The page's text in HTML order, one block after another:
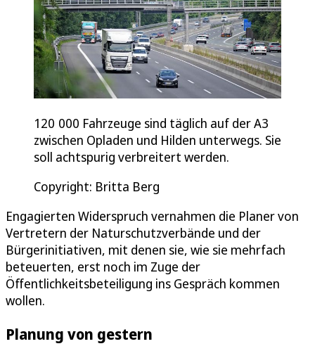
120 000 Fahrzeuge sind täglich auf der A3
zwischen Opladen und Hilden unterwegs. Sie
soll achtspurig verbreitert werden.
Copyright: Britta Berg
Engagierten Widerspruch vernahmen die Planer von
Vertretern der Naturschutzverbände und der
Bürgerinitiativen, mit denen sie, wie sie mehrfach
beteuerten, erst noch im Zuge der
Öffentlichkeitsbeteiligung ins Gespräch kommen
wollen.
Planung von gestern